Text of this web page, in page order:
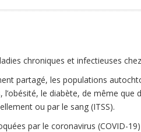
chroniques et infectieuses
partagé, les populations
le diabète, de même
ou par le sang (ITSS).
par le coronavirus (COVID-